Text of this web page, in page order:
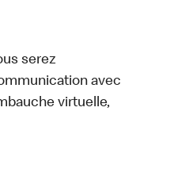
serez
avec
virtuelle,